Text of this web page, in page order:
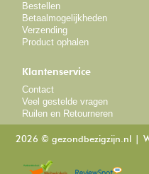
Bestellen
Betaalmogelijkheden
Verzending
Product ophalen
Klantenservice
Contact
Veel gestelde vragen
Ruilen en Retourneren
2026 © gezondbezigzijn.nl